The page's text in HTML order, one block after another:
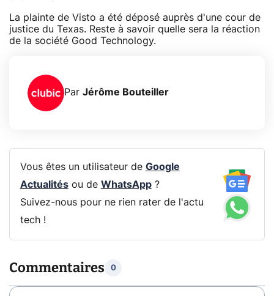
La plainte de Visto a été déposé auprès d'une cour de
justice du Texas. Reste à savoir quelle sera la réaction
de la société Good Technology.
Par Jérôme Bouteiller
Vous êtes un utilisateur de Google
Actualitésou de WhatsApp?
Suivez-nous pour ne rien rater de l'actu
tech !
Commentaires 0